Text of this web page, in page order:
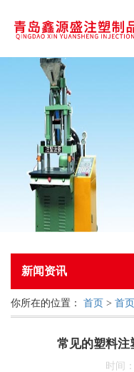
新闻资讯
你所在的位置： 首页 > 首页
常见的塑料注
时间